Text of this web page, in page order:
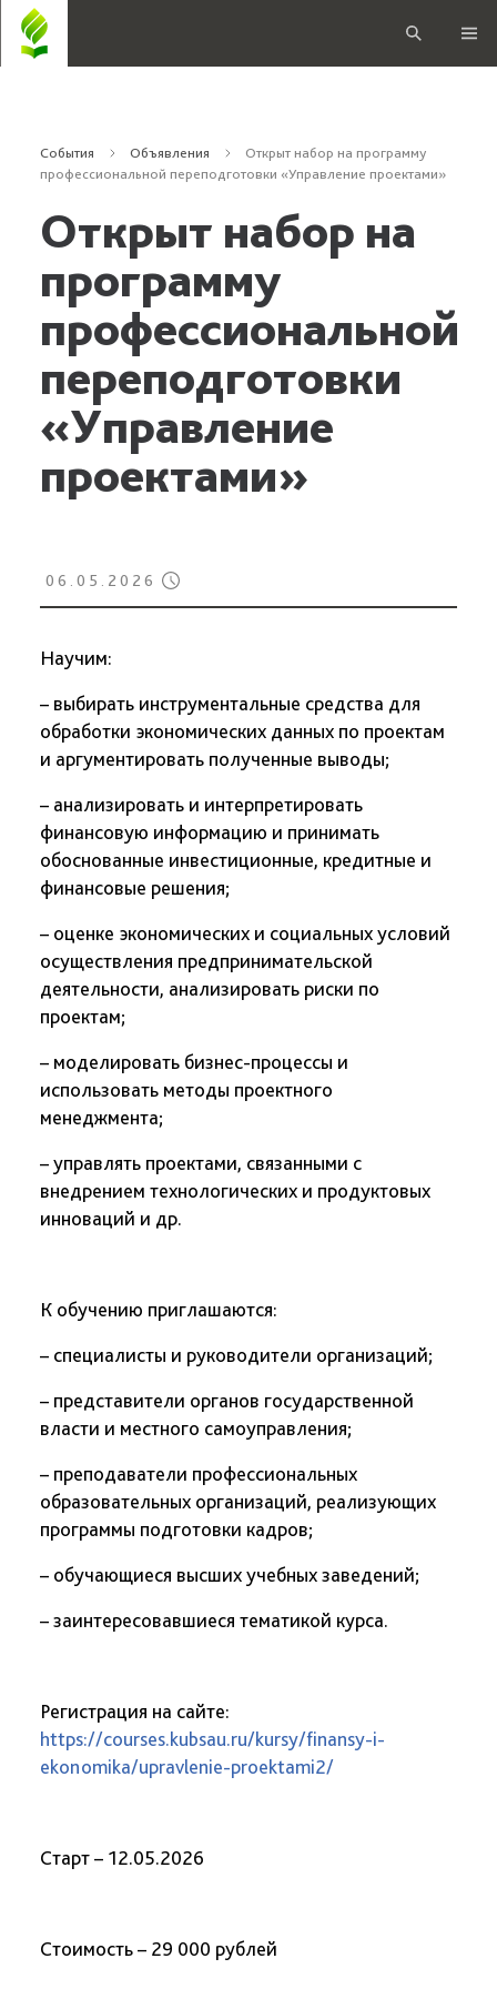
События Объявления
Открыт набор на программу
профессиональной переподготовки «Управление проектами»
Открыт набор на
программу
профессиональной
переподготовки
«Управление
проектами»
06.05.2026
Научим:
– выбирать инструментальные средства для
обработки экономических данных по проектам
и аргументировать полученные выводы;
– анализировать и интерпретировать
финансовую информацию и принимать
обоснованные инвестиционные, кредитные и
финансовые решения;
– оценке экономических и социальных условий
осуществления предпринимательской
деятельности, анализировать риски по
проектам;
– моделировать бизнес-процессы и
использовать методы проектного
менеджмента;
– управлять проектами, связанными с
внедрением технологических и продуктовых
инноваций и др.
К обучению приглашаются:
– специалисты и руководители организаций;
– представители органов государственной
власти и местного самоуправления;
– преподаватели профессиональных
образовательных организаций, реализующих
программы подготовки кадров;
– обучающиеся высших учебных заведений;
– заинтересовавшиеся тематикой курса.
Регистрация на сайте:
https://courses.kubsau.ru/kursy/finansy-i-
ekonomika/upravlenie-proektami2/
Старт – 12.05.2026
Стоимость – 29 000 рублей